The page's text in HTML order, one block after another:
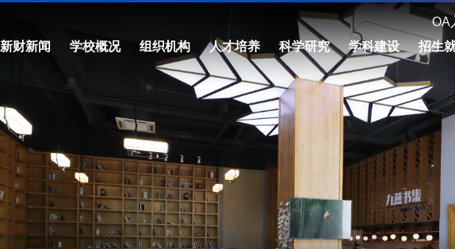
OA
新财新闻 学校概况 组织机构 人才培养 科学研究 学科建设 招生